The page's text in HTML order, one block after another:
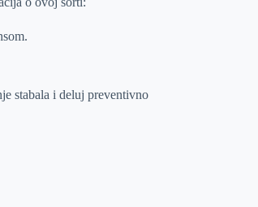
stabala i deluj preventivno